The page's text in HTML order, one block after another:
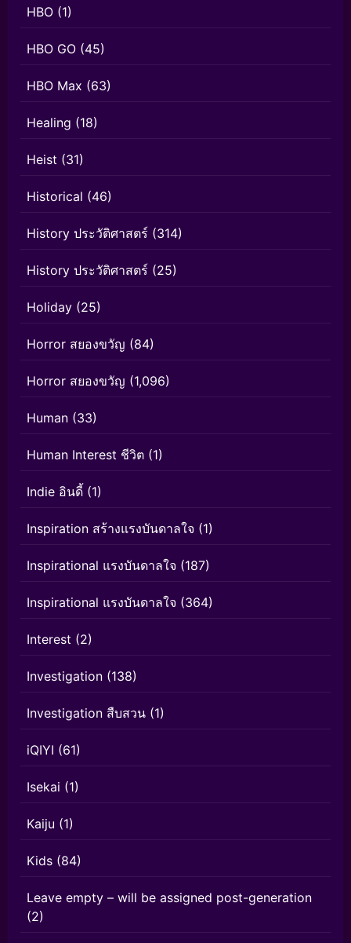
HBO (1)
HBO GO (45)
HBO Max (63)
Healing (18)
Heist (31)
Historical (46)
History ประวัติศาสตร์ (314)
History ประวัติศาสตร์ (25)
Holiday (25)
Horror สยองขวัญ (84)
Horror สยองขวัญ (1,096)
Human (33)
Human Interest ชีวิต (1)
Indie อินดี้ (1)
Inspiration สร้างแรงบันดาลใจ (1)
Inspirational แรงบันดาลใจ (187)
Inspirational แรงบันดาลใจ (364)
Interest (2)
Investigation (138)
Investigation สืบสวน (1)
iQIYI (61)
Isekai (1)
Kaiju (1)
Kids (84)
Leave empty – will be assigned post-generation
(2)